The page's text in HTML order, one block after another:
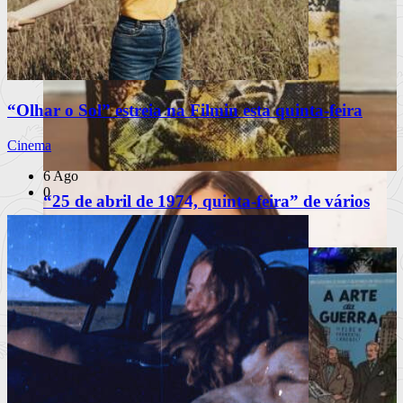
“25 de abril de 1974, quinta-feira” de vários
autores
“Olhar o Sol” estreia na Filmin esta quinta-feira
Cinema
6 Ago
0
INSTAGRAM